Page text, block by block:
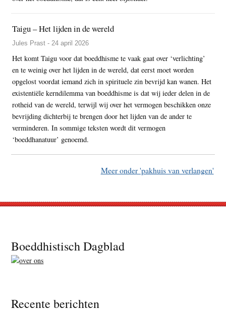
Taigu – Het lijden in de wereld
Jules Prast - 24 april 2026
Het komt Taigu voor dat boeddhisme te vaak gaat over ‘verlichting’
en te weinig over het lijden in de wereld, dat eerst moet worden
opgelost voordat iemand zich in spirituele zin bevrijd kan wanen. Het
existentiële kerndilemma van boeddhisme is dat wij ieder delen in de
rotheid van de wereld, terwijl wij over het vermogen beschikken onze
bevrijding dichterbij te brengen door het lijden van de ander te
verminderen. In sommige teksten wordt dit vermogen
‘boeddhanatuur’ genoemd.
Meer onder 'pakhuis van verlangen'
Footer
Boeddhistisch Dagblad
Recente berichten